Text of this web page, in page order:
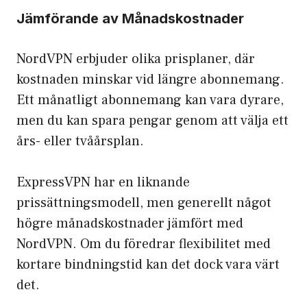
Jämförande av Månadskostnader
NordVPN erbjuder olika prisplaner, där
kostnaden minskar vid längre abonnemang.
Ett månatligt abonnemang kan vara dyrare,
men du kan spara pengar genom att välja ett
års- eller tvåårsplan.
ExpressVPN har en liknande
prissättningsmodell, men generellt något
högre månadskostnader jämfört med
NordVPN. Om du föredrar flexibilitet med
kortare bindningstid kan det dock vara värt
det.